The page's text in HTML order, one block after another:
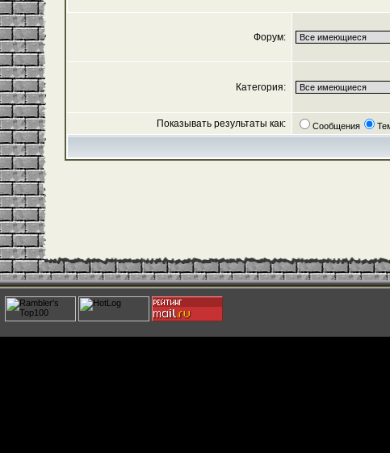
Форум:
Категория:
Показывать результаты как: Сообщения